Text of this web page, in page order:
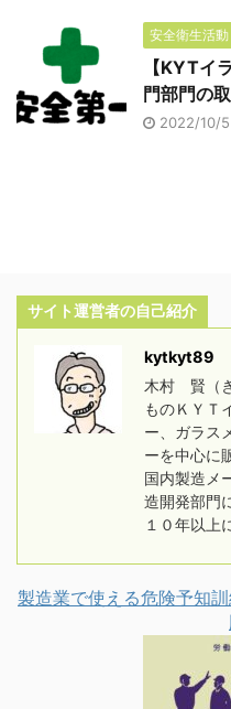
安全衛生活動
【KYTイ
門部門の
2022/10/5
サイト運営者の自己紹介
kytkyt89
木村 賢（
ものＫＹＴ
ー、ガラス
ーを中心に
国内製造メ
造開発部門
１０年以上
製造業で使える危険予知